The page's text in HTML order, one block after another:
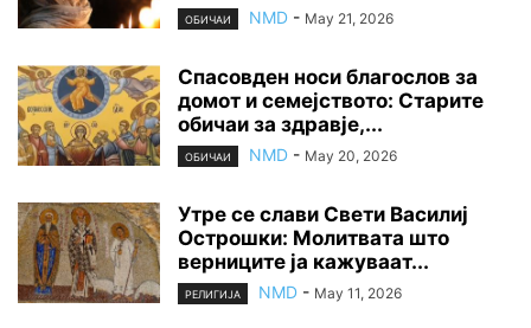
ОБИЧАИ NMD - May 21, 2026
Спасовден носи благослов за
домот и семејството: Старите
обичаи за здравје,...
ОБИЧАИ NMD - May 20, 2026
Утре се слави Свети Василиј
Острошки: Молитвата што
верниците ја кажуваат...
РЕЛИГИЈА NMD - May 11, 2026